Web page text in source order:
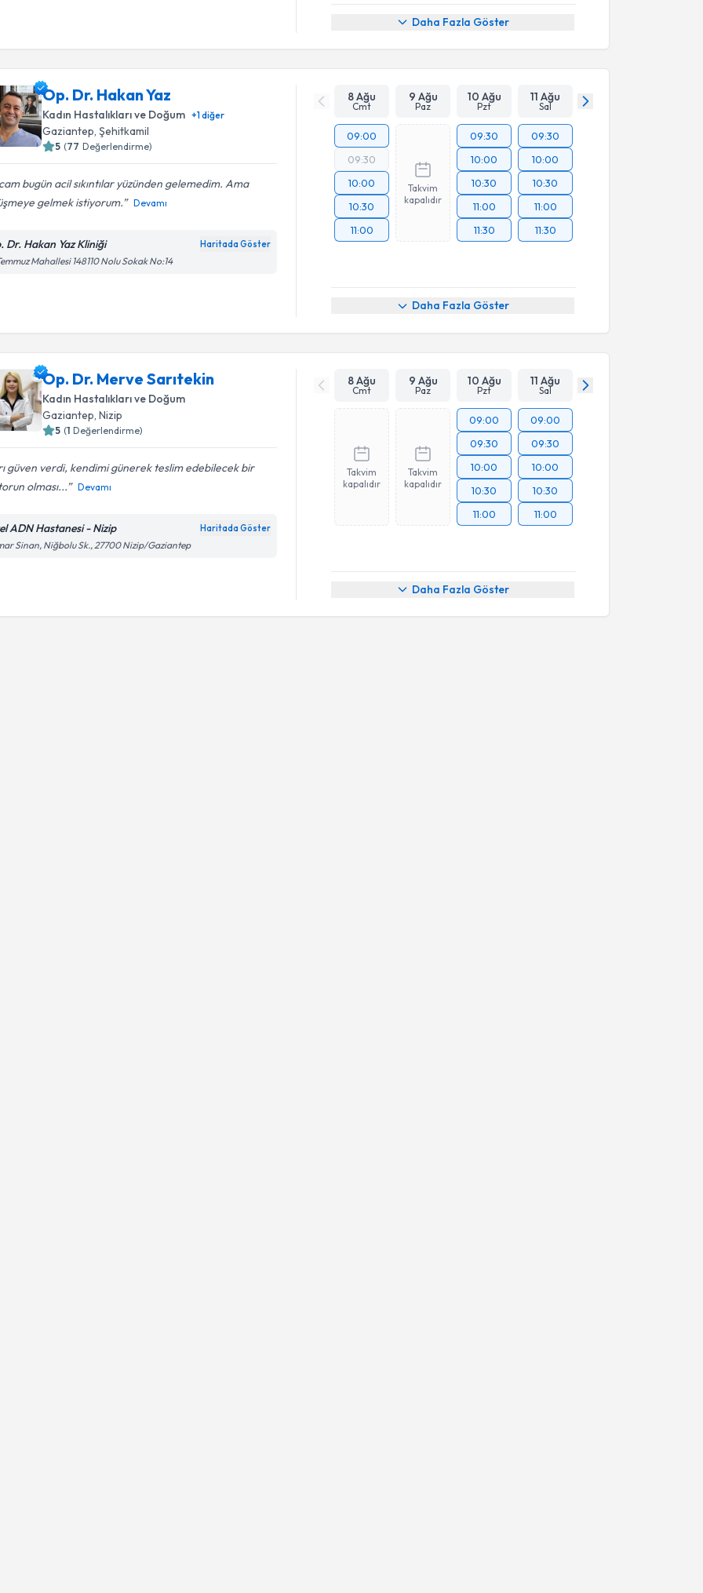
Daha Fazla Göster
Op. Dr. Hakan Yaz
Kadın Hastalıkları ve Doğum +1diğer
Gaziantep, Şehitkamil
5 (77 Değerlendirme)
bugün acil sıkıntılar yüzünden gelemedim. Ama
gelmek istiyorum.
Devamı
Dr. Hakan Yaz Kliniği Haritada Göster
Mahallesi 148110 Nolu Sokak No:14
8 Ağu
Cmt
9 Ağu
Paz
10 Ağu
Pzt
11 Ağu
Sal
09:00
09:30
10:00
10:30
11:00
Takvim
kapalıdır
09:30
10:00
10:30
11:00
11:30
09:30
10:00
10:30
11:00
11:30
Daha Fazla Göster
Op. Dr. Merve Sarıtekin
Kadın Hastalıkları ve Doğum
Gaziantep , Nizip
5 (1 Değerlendirme)
güven verdi, kendimi günerek teslim edebilecek bir
olması...
Devamı
ADN Hastanesi - Nizip Haritada Göster
Sinan, Niğbolu Sk., 27700 Nizip/Gaziantep
8 Ağu
Cmt
9 Ağu
Paz
10 Ağu
Pzt
11 Ağu
Sal
Takvim
kapalıdır
Takvim
kapalıdır
09:00
09:30
10:00
10:30
11:00
09:00
09:30
10:00
10:30
11:00
Daha Fazla Göster